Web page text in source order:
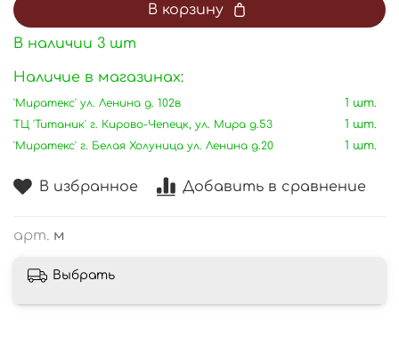
В избранное Добавить в сравнение
арт. м
В корзину
В наличии 3 шт
Наличие в магазинах:
'Миратекс' ул. Ленина д. 102в
1 шт.
ТЦ 'Титаник' г. Кирово-Чепецк, ул. Мира д.53
1 шт.
'Миратекс' г. Белая Холуница ул. Ленина д.20
1 шт.
Выбрать